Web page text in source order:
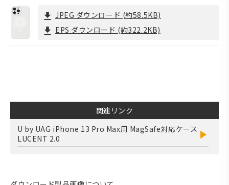
JPEG ダウンロード (約58.5KB)
EPS ダウンロード (約322.2KB)
関連リンク
U by UAG iPhone 13 Pro Max用 MagSafe対応ケース
LUCENT 2.0